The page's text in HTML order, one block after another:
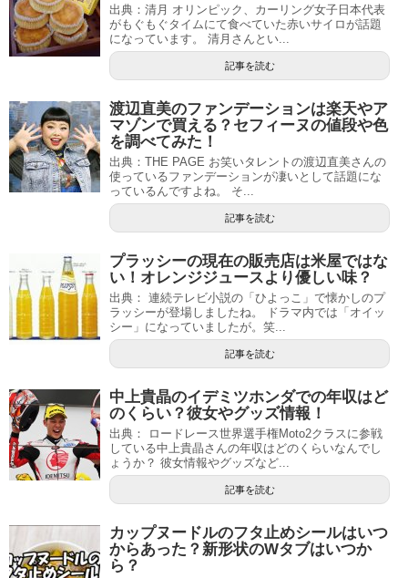
出典：清月 オリンピック、カーリング女子日本代表
がもぐもぐタイムにて食べていた赤いサイロが話題
になっています。 清月さんとい...
記事を読む
渡辺直美のファンデーションは楽天やア
マゾンで買える？セフィーヌの値段や色
を調べてみた！
出典：THE PAGE お笑いタレントの渡辺直美さんの
使っているファンデーションが凄いとして話題にな
っているんですよね。 そ...
記事を読む
プラッシーの現在の販売店は米屋ではな
い！オレンジジュースより優しい味？
出典： 連続テレビ小説の「ひよっこ」で懐かしのプ
ラッシーが登場しましたね。 ドラマ内では「オイッ
シー」になっていましたが。笑...
記事を読む
中上貴晶のイデミツホンダでの年収はど
のくらい？彼女やグッズ情報！
出典： ロードレース世界選手権Moto2クラスに参戦
している中上貴晶さんの年収はどのくらいなんでし
ょうか？ 彼女情報やグッズなど...
記事を読む
カップヌードルのフタ止めシールはいつ
からあった？新形状のWタブはいつか
ら？